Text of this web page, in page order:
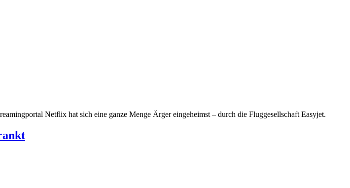
Netflix hat sich eine ganze Menge Ärger eingeheimst – durch die Fluggesellschaft Easyjet.